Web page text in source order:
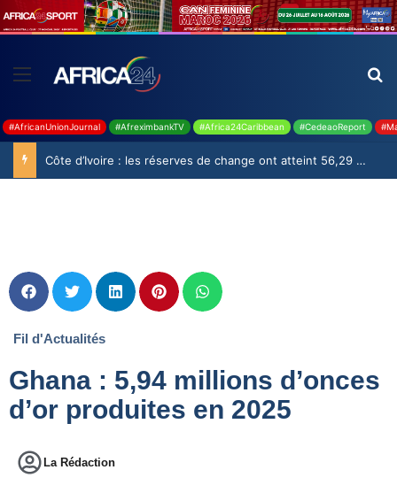
#AfricanUnionJournal #AfreximbankTV #Africa24Caribbean #CedeaoReport
Côte d’Ivoire : les réserves de change ont atteint 56,29 milliards USD en juillet
Fil d'Actualités
Ghana : 5,94 millions d’onces
d’or produites en 2025
La Rédaction